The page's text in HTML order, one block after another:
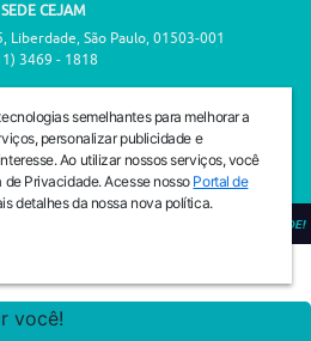
SEDE CEJAM
Liberdade, São Paulo, 01503-001
3469 - 1818
Liberdade, São Paulo, 01503-001
3469 - 1818
PREVENIR É VIVER COM QUALIDADE!
semelhantes para melhorar a
personalizar publicidade e
Ao utilizar nossos serviços, você
Privacidade. Acesse nosso Portal de
detalhes da nossa nova política.
você!